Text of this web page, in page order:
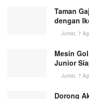
Taman
dengan
Jumat, 7
Mesin
Junior
Jumat, 7
Dorong